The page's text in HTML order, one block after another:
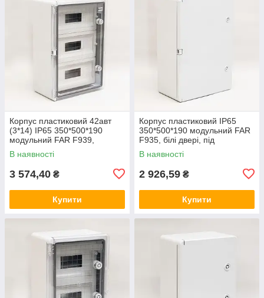
Корпус пластиковий 42авт
(3*14) IP65 350*500*190
модульний FAR F939,
прозорі двері, бокс, шафа
зовнішня (Smart Rozetka)
В наявності
3 574,40 ₴
Купити
Корпус пластиковий IP65
350*500*190 модульний FAR
F935, білі двері, під
автомати, бокс, шафа
зовнішня (Smart Rozetka)
В наявності
2 926,59 ₴
Купити